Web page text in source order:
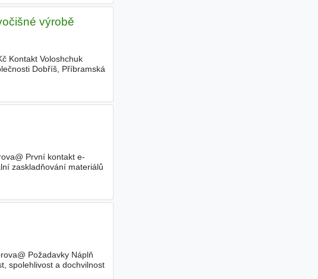
výrobě
Kontakt Voloshchuk
Dobříš, Příbramská
První kontakt e-
zaskladňování materiálů
Požadavky Náplň
spolehlivost a dochvilnost